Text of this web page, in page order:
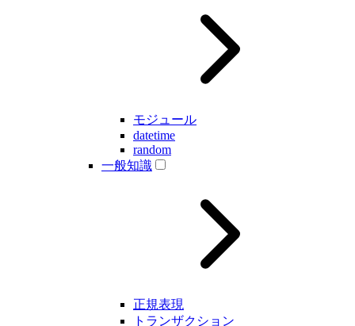
モジュール
datetime
random
一般知識
正規表現
トランザクション